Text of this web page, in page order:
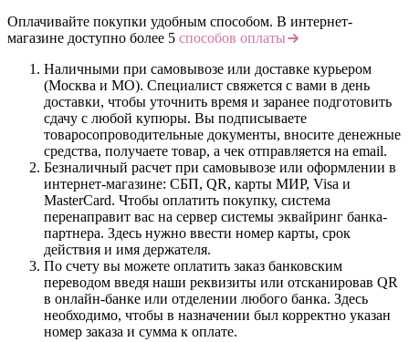
Оплачивайте покупки удобным способом. В интернет-
магазине доступно более 5 способов оплаты
Наличными при самовывозе или доставке курьером
(Москва и МО). Специалист свяжется с вами в день
доставки, чтобы уточнить время и заранее подготовить
сдачу с любой купюры. Вы подписываете
товаросопроводительные документы, вносите денежные
средства, получаете товар, а чек отправляется на email.
Безналичный расчет при самовывозе или оформлении в
интернет-магазине: СБП, QR, карты МИР, Visa и
MasterCard. Чтобы оплатить покупку, система
перенаправит вас на сервер системы эквайринг банка-
партнера. Здесь нужно ввести номер карты, срок
действия и имя держателя.
По счету вы можете оплатить заказ банковским
переводом введя наши реквизиты или отсканировав QR
в онлайн-банке или отделении любого банка. Здесь
необходимо, чтобы в назначении был корректно указан
номер заказа и сумма к оплате.